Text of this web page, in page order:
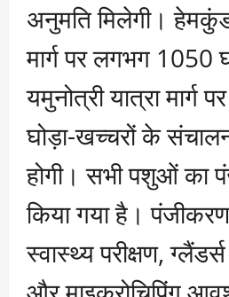
अनुमति मिलेगी। हेमकुंड
मार्ग पर लगभग 1050
यमुनोत्री यात्रा मार्ग
घोड़ा-खच्चरों के
होगी। सभी पशुओं का
किया गया है।
स्वास्थ्य परीक्षण,